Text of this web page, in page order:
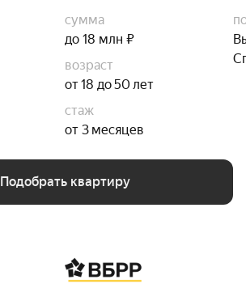
сумма
до 18 млн ₽
возраст
от 18 до 50 лет
стаж
от 3 месяцев
Подобрать квартиру